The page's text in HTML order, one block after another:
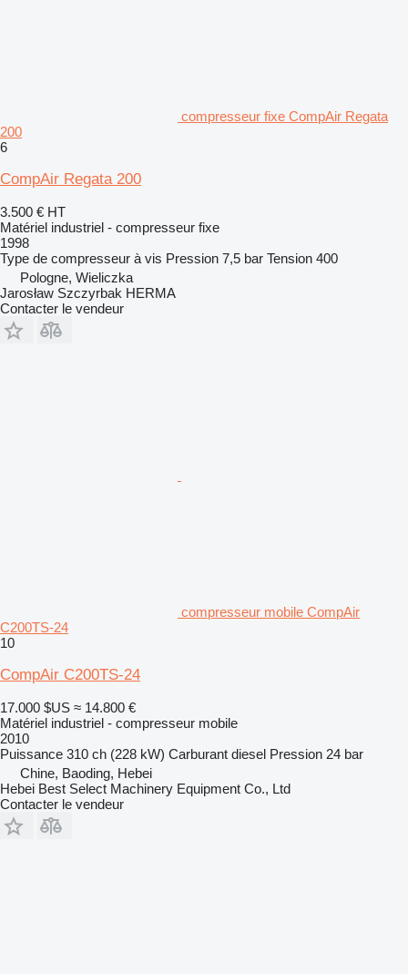
compresseur fixe CompAir Regata
200
6
CompAir Regata 200
3.500 € HT
Matériel industriel - compresseur fixe
1998
Type de compresseur à vis Pression 7,5 bar Tension 400
Pologne, Wieliczka
Jarosław Szczyrbak HERMA
Contacter le vendeur
compresseur mobile CompAir
C200TS-24
10
CompAir C200TS-24
17.000 $US ≈ 14.800 €
Matériel industriel - compresseur mobile
2010
Puissance 310 ch (228 kW) Carburant diesel Pression 24 bar
Chine, Baoding, Hebei
Hebei Best Select Machinery Equipment Co., Ltd
Contacter le vendeur